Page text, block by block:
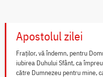
Apostolul zilei
Fraților, vă îndemn, pentru
iubirea Duhului Sfânt, ca
către Dumnezeu pentru mine,